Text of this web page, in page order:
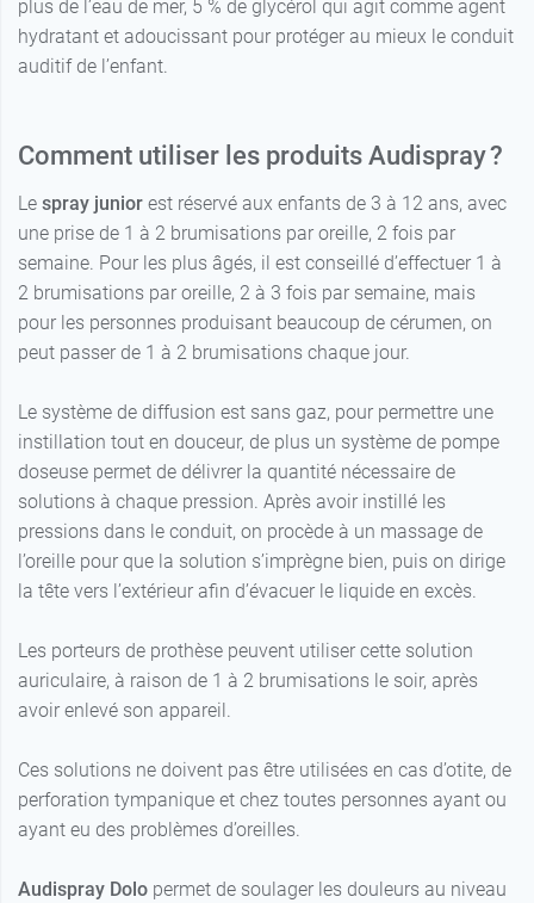
plus de l’eau de mer, 5 % de glycérol qui agit comme agent
hydratant et adoucissant pour protéger au mieux le conduit
auditif de l’enfant.
Comment utiliser les produits Audispray ?
Le spray junior est réservé aux enfants de 3 à 12 ans, avec
une prise de 1 à 2 brumisations par oreille, 2 fois par
semaine. Pour les plus âgés, il est conseillé d’effectuer 1 à
2 brumisations par oreille, 2 à 3 fois par semaine, mais
pour les personnes produisant beaucoup de cérumen, on
peut passer de 1 à 2 brumisations chaque jour.
Le système de diffusion est sans gaz, pour permettre une
instillation tout en douceur, de plus un système de pompe
doseuse permet de délivrer la quantité nécessaire de
solutions à chaque pression. Après avoir instillé les
pressions dans le conduit, on procède à un massage de
l’oreille pour que la solution s’imprègne bien, puis on dirige
la tête vers l’extérieur afin d’évacuer le liquide en excès.
Les porteurs de prothèse peuvent utiliser cette solution
auriculaire, à raison de 1 à 2 brumisations le soir, après
avoir enlevé son appareil.
Ces solutions ne doivent pas être utilisées en cas d’otite, de
perforation tympanique et chez toutes personnes ayant ou
ayant eu des problèmes d’oreilles.
Audispray Dolo permet de soulager les douleurs au niveau